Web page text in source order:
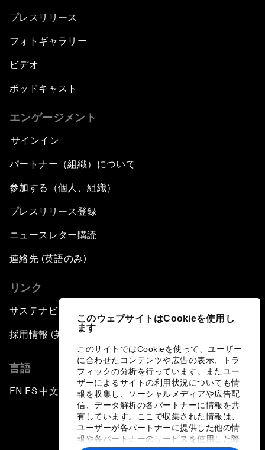
このウェブサイトはCookieを使用し
ます
このサイトではCookieを使って、ユーザー
に合わせたコンテンツや広告の表示、トラ
フィックの分析を行っています。またユー
ザーによるサイトの利用状況についても情
報を収集し、ソーシャルメディアや広告配
信、データ解析の各パートナーに情報を共
有しています。ここで収集された情報は、
ユーザーが各パートナーに提供した他の情
報や各パートナーのサービスを使用した際
プレスリリース
フォトギャラリー
ビデオ
ポッドキャスト
エンゲージメント
サインイン
パートナー（組織）について
参加する（個人、組織）
プレスリリース登録
ニュースレター購読
連絡先 (英語のみ)
リンク
サステナビリティへの取り組み
採用情報 (英語のみ)
言語
EN ▪ES▪中文▪ 日本語